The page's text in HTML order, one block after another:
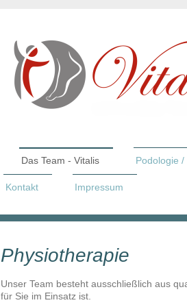
Das Team - Vitalis Podologie
Kontakt Impressum
Physiotherapie
Unser Team besteht ausschließlich aus
für Sie im Einsatz ist.